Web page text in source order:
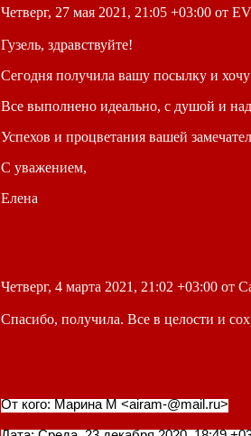
Четверг, 27 мая 2021, 21:05 +03:00 от
Гузель, здравствуйте!
Сегодня получила вашу посылку и
Все выполнено идеально, с душой и
Успехов и процветания вашей
С уважением,
Елена
Четверг, 4 марта 2021, 21:02 +03:00 от
Спасибо, получила. Все в целости и
От кого: Марина М <airam-@mail.ru>